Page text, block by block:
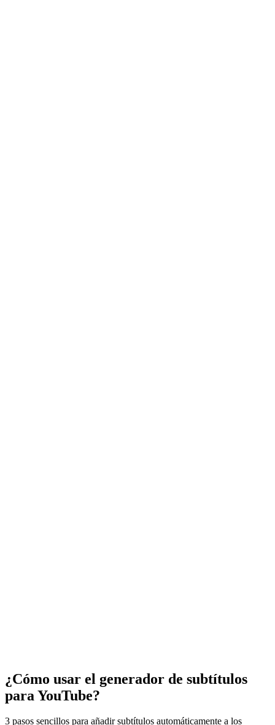
¿Cómo usar el generador de subtítulos
para YouTube?
3 pasos sencillos para añadir subtítulos automáticamente a los